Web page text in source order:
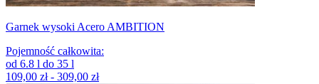
Garnek wysoki Acero AMBITION
Pojemność całkowita:
od 6.8 l do 35 l
109,00 zł - 309,00 zł